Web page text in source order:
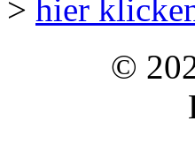
> hier
©